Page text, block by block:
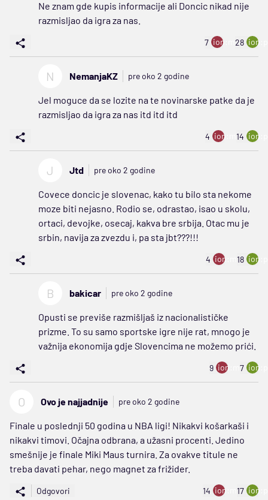
Ne znam gde kupis informacije ali Doncic nikad nije
razmisljao da igra za nas.
7 ion:minus
28
N NemanjaKZ pre oko 2 godine
Jel moguce da se lozite na te novinarske patke da je
razmisljao da igra za nas itd itd itd
4 ion:minus
14
J Jtd pre oko 2 godine
Covece doncic je slovenac, kako tu bilo sta nekome
moze biti nejasno. Rodio se, odrastao, isao u skolu,
ortaci, devojke, osecaj, kakva bre srbija. Otac mu je
srbin, navija za zvezdu i, pa sta jbt???!!!
4 ion:minus
18
B bakicar pre oko 2 godine
Opusti se previše razmišljaš iz nacionalističke
prizme. To su samo sportske igre nije rat, mnogo je
važnija ekonomija gdje Slovencima ne možemo prići.
9 ion:minus
7
O Ovo je najjadnije pre oko 2 godine
Finale u poslednji 50 godina u NBA ligi! Nikakvi košarkaši i
nikakvi timovi. Očajna odbrana, a užasni procenti. Jedino
smešnije je finale Miki Maus turnira. Za ovakve titule ne
treba davati pehar, nego magnet za frižider.
Odgovori 14 ion:minus
17